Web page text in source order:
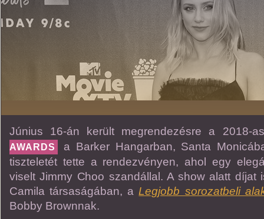
Június 16-án került megrendezésre a 2018-
AWARDS
a Barker Hangarban, Santa
tiszteletét tette a rendezvényen, ahol egy
viselt Jimmy Choo szandállal. A show alatt díjat
Camila társaságában, a Legjobb sorozatbeli
Bobby Brownnak.